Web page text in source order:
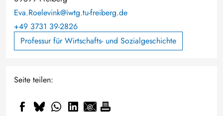
Eva.Roelevink@iwtg.tu-freiberg.de
+49 3731 39-2826
Professur für Wirtschafts- und Sozialgeschichte
Seite teilen: